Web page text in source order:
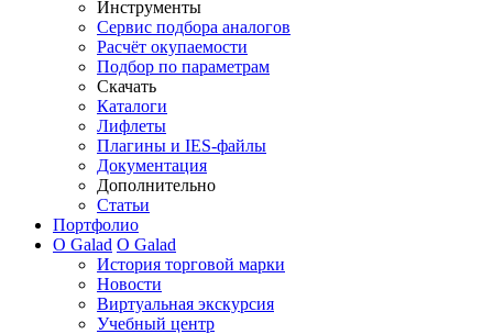
Инструменты
Сервис подбора аналогов
Расчёт окупаемости
Подбор по параметрам
Скачать
Каталоги
Лифлеты
Плагины и IES-файлы
Документация
Дополнительно
Статьи
Портфолио
О Galad О Galad
История торговой марки
Новости
Виртуальная экскурсия
Учебный центр